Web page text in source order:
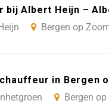
bij Albert Heijn –
Bergen op
in Bergen
Bergen